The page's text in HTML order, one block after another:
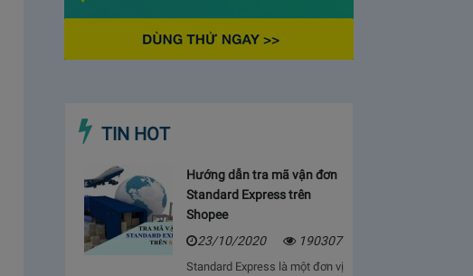
TIN HOT
Hướng dẫn tra mã vận đơn
Standard Express trên
Shopee
23/10/2020
190307
Standard Express là một đơn vị